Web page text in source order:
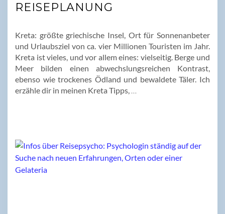
REISEPLANUNG
Kreta: größte griechische Insel, Ort für Sonnenanbeter
und Urlaubsziel von ca. vier Millionen Touristen im Jahr.
Kreta ist vieles, und vor allem eines: vielseitig. Berge und
Meer bilden einen abwechslungsreichen Kontrast,
ebenso wie trockenes Ödland und bewaldete Täler. Ich
erzähle dir in meinen Kreta Tipps,